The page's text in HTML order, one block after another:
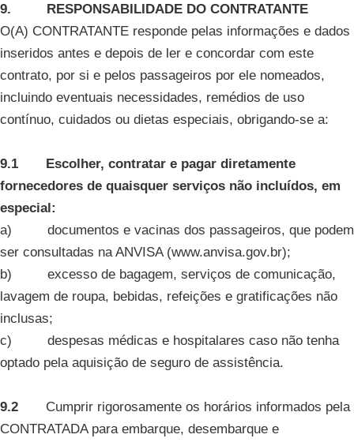
9. RESPONSABILIDADE DO CONTRATANTE
O(A) CONTRATANTE responde pelas informações e dados
inseridos antes e depois de ler e concordar com este
contrato, por si e pelos passageiros por ele nomeados,
incluindo eventuais necessidades, remédios de uso
contínuo, cuidados ou dietas especiais, obrigando-se a:
9.1 Escolher, contratar e pagar diretamente
fornecedores de quaisquer serviços não incluídos, em
especial:
a) documentos e vacinas dos passageiros, que podem
ser consultadas na ANVISA (www.anvisa.gov.br);
b) excesso de bagagem, serviços de comunicação,
lavagem de roupa, bebidas, refeições e gratificações não
inclusas;
c) despesas médicas e hospitalares caso não tenha
optado pela aquisição de seguro de assistência.
9.2 Cumprir rigorosamente os horários informados pela
CONTRATADA para embarque, desembarque e